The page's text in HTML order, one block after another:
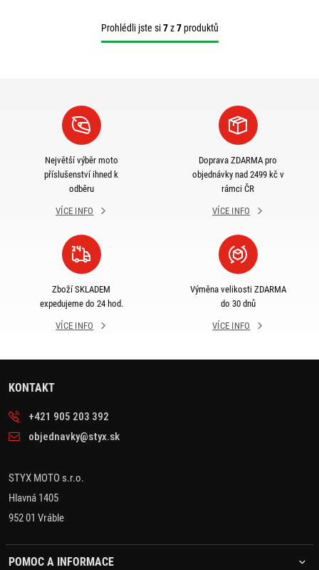
Prohlédli jste si7z7produktů
Největší výběr moto
příslušenství ihned k
odběru
VÍCE INFO
Doprava ZDARMA pro
objednávky nad 2499 kč v
rámci ČR
VÍCE INFO
Zboží SKLADEM
expedujeme do 24 hod.
VÍCE INFO
Výměna velikosti ZDARMA
do 30 dnů
VÍCE INFO
KONTAKT
+421 905 203 392
objednavky@styx.sk
STYX MOTO s.r.o.
Hlavná 1405
952 01 Vráble
POMOC A INFORMACE